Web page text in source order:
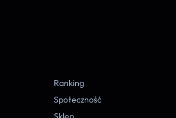
Ranking
Społeczność